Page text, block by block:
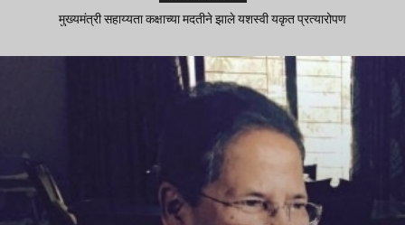
मुख्यमंत्री सहाय्यता कक्षाच्या मदतीने झाले यशस्वी यकृत प्रत्यारोपण